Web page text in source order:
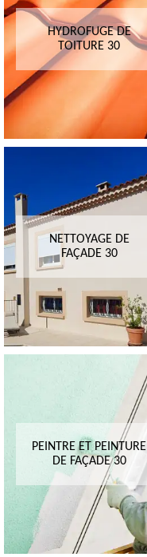
HYDROFUGE DE
TOITURE 30
NETTOYAGE DE
FAÇADE 30
PEINTRE ET PEINTURE
DE FAÇADE 30